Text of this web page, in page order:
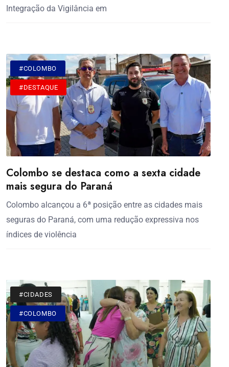
Integração da Vigilância em
#COLOMBO
#DESTAQUE
Colombo se destaca como a sexta cidade
mais segura do Paraná
Colombo alcançou a 6ª posição entre as cidades mais
seguras do Paraná, com uma redução expressiva nos
índices de violência
#CIDADES
#COLOMBO